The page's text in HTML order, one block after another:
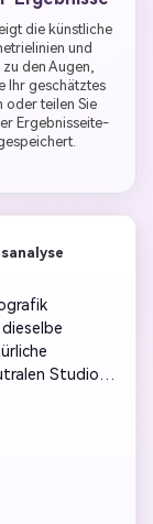
die künstliche
und
den Augen,
Ihr geschätztes
oder teilen Sie
Ergebnisseite-
Studio-
ein
Gitter
ähnlich
vertikale